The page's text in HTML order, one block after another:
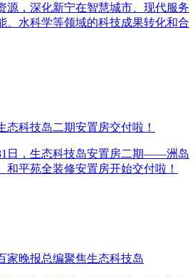
源，深化新宁在智慧城市、现代服务
、水科学等领域的科技成果转化和合
态科技岛二期安置房交付啦！
日，生态科技岛安置房二期——洲岛
和平苑全装修安置房开始交付啦！
家晚报总编聚焦生态科技岛